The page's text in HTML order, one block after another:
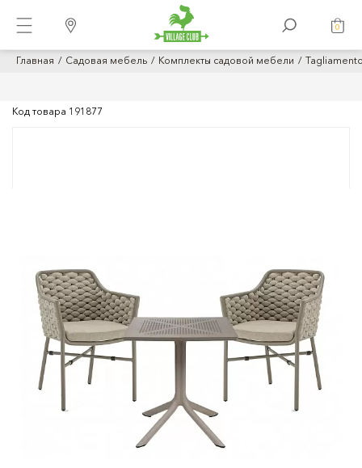
0
Главная Садовая мебель Комплекты садовой мебели
Код товара 191877